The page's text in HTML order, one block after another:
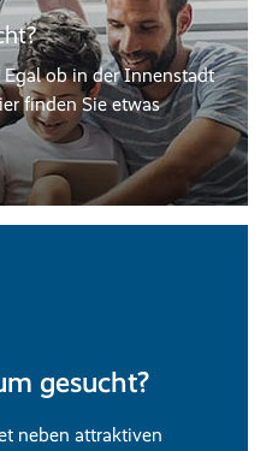
ob in der Innenstadt
finden Sie etwas
gesucht?
neben attraktiven